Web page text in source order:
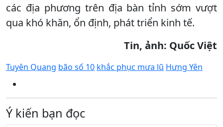
các địa phương trên địa bàn tỉnh sớm vượt
qua khó khăn, ổn định, phát triển kinh tế.
Tin, ảnh: Quốc Việt
Tuyên Quang bão số 10 khắc phục mưa lũ Hưng Yên
Ý kiến bạn đọc